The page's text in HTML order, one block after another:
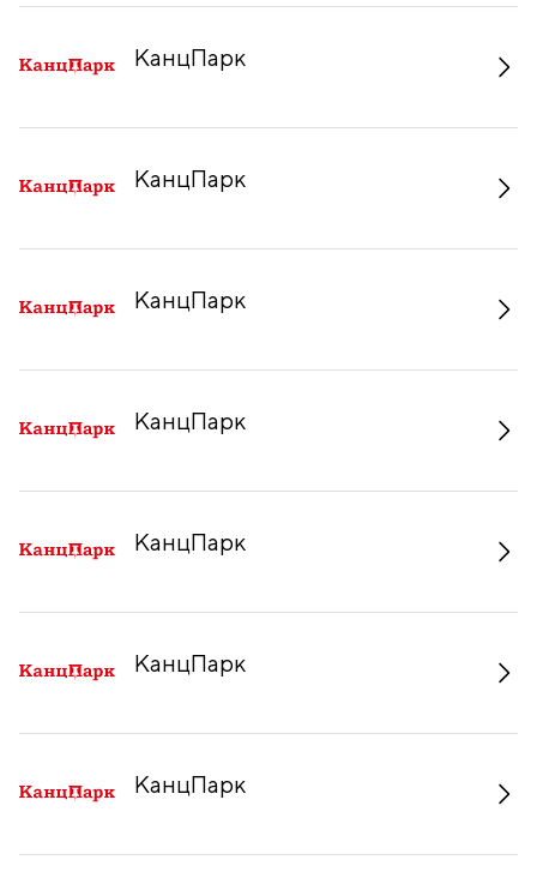
КанцПарк
КанцПарк
КанцПарк
КанцПарк
КанцПарк
КанцПарк
КанцПарк